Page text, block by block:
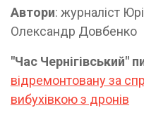
Автори: журналіст
Олександр Довбенко
"Час Чернігівський"
відремонтовану за
вибухівкою з дронів